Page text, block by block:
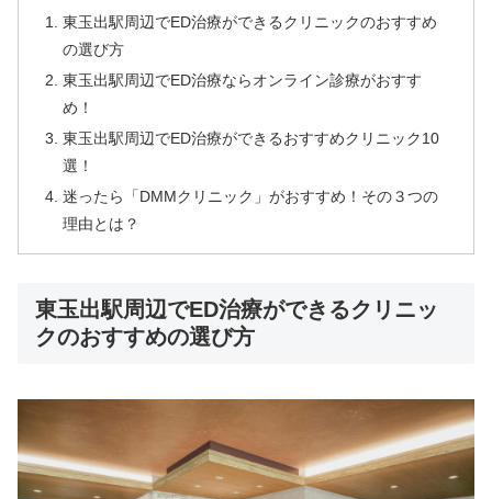
東玉出駅周辺でED治療ができるクリニックのおすすめ
の選び方
東玉出駅周辺でED治療ならオンライン診療がおすす
め！
東玉出駅周辺でED治療ができるおすすめクリニック10
選！
迷ったら「DMMクリニック」がおすすめ！その３つの
理由とは？
東玉出駅周辺でED治療ができるクリニッ
クのおすすめの選び方